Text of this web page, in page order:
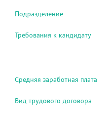
Подразделение
Требования к кандидату
Средняя заработная плата
Вид трудового договора